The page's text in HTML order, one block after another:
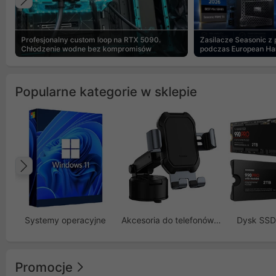
Profesjonalny custom loop na RTX 5090.
Chłodzenie wodne bez kompromisów
Zasilacze Seasonic
podczas European
Poprzedni
Popularne kategorie w sklepie
Systemy operacyjne Akcesoria do telefonów GSM Dysk
Poprzedni
Promocje